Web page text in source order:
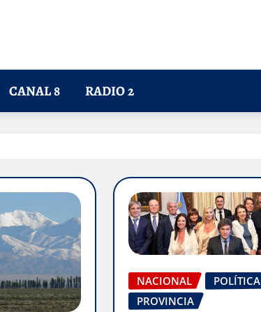
CANAL 8 RADIO 2
NACIONAL
POLÍTICA
PROVINCIA